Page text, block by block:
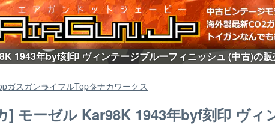
1943年byf刻印 ヴィンテージブルーフィニッシュ (中古)の
ガスガンライフルTopタナカワークス
] モーゼル Kar98K 1943年byf刻印 ヴィ